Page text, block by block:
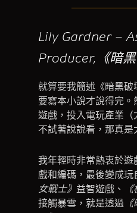
Lily Gardner –
Producer,《暗黑
就算要我簡述《暗黑
要寫本小說才說得完。
遊戲，投入電玩產業（
不試著說說看，那真是
我年輕時非常熱衷於
戲和編碼，最後變成
女戰士》 益智遊戲、
接觸暴雪，就是透過